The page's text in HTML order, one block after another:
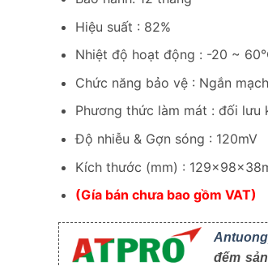
Hiệu suất : 82%
Nhiệt độ hoạt động : -20 ~
Chức năng bảo vệ : Ngắn
Phương thức làm mát : đối lưu
Độ nhiễu & Gợn sóng : 120mV
Kích thước (mm) :
(Gía bán chưa bao gồm VAT)
đếm